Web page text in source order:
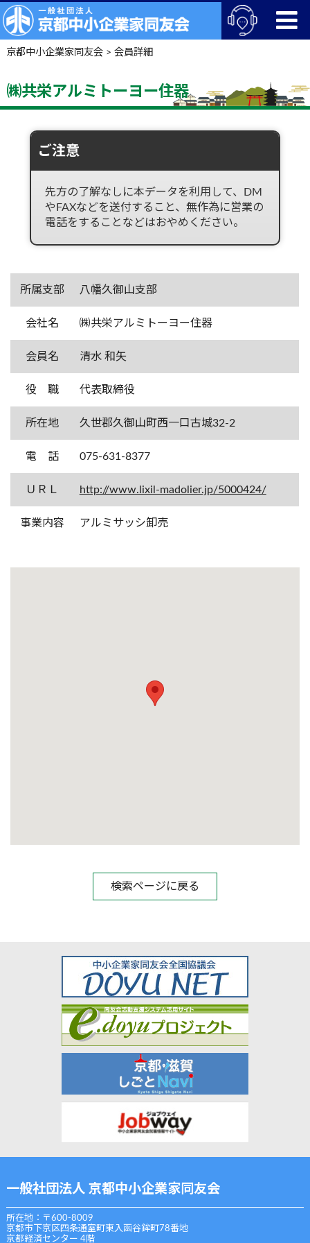
京都中小企業家同友会> 会員詳細
㈱共栄アルミトーヨー住器
ご注意
先方の了解なしに本データを利用して、DM
やFAXなどを送付すること、無作為に営業の
電話をすることなどはおやめください。
所属支部 八幡久御山支部
会社名 ㈱共栄アルミトーヨー住器
会員名 清水 和矢
役 職 代表取締役
所在地 久世郡久御山町西一口古城32-2
電 話 075-631-8377
ＵＲＬ http://www.lixil-madolier.jp/5000424/
事業内容 アルミサッシ卸売
検索ページに戻る
一般社団法人 京都中小企業家同友会
所在地：〒600-8009
京都市下京区四条通室町東入函谷鉾町78番地
京都経済センター 4階